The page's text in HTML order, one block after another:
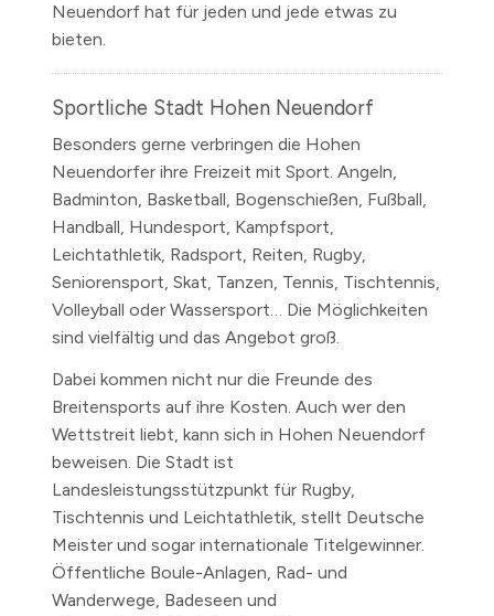
Neuendorf hat für jeden und jede etwas zu
bieten.
Sportliche Stadt Hohen Neuendorf
Besonders gerne verbringen die Hohen
Neuendorfer ihre Freizeit mit Sport. Angeln,
Badminton, Basketball, Bogenschießen, Fußball,
Handball, Hundesport, Kampfsport,
Leichtathletik, Radsport, Reiten, Rugby,
Seniorensport, Skat, Tanzen, Tennis, Tischtennis,
Volleyball oder Wassersport… Die Möglichkeiten
sind vielfältig und das Angebot groß.
Dabei kommen nicht nur die Freunde des
Breitensports auf ihre Kosten. Auch wer den
Wettstreit liebt, kann sich in Hohen Neuendorf
beweisen. Die Stadt ist
Landesleistungsstützpunkt für Rugby,
Tischtennis und Leichtathletik, stellt Deutsche
Meister und sogar internationale Titelgewinner.
Öffentliche Boule-Anlagen, Rad- und
Wanderwege, Badeseen und